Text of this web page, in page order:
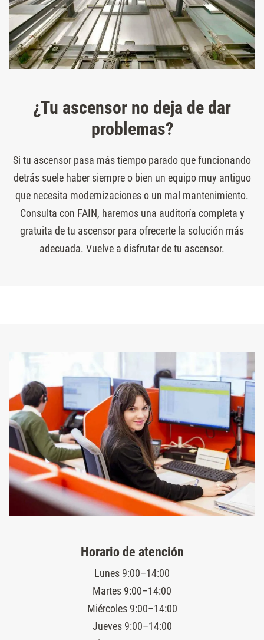
¿Tu ascensor no deja de dar
problemas?
Si tu ascensor pasa más tiempo parado que funcionando
detrás suele haber siempre o bien un equipo muy antiguo
que necesita modernizaciones o un mal mantenimiento.
Consulta con FAIN, haremos una auditoría completa y
gratuita de tu ascensor para ofrecerte la solución más
adecuada. Vuelve a disfrutar de tu ascensor.
Horario de atención
Lunes 9:00–14:00
Martes 9:00–14:00
Miércoles 9:00–14:00
Jueves 9:00–14:00